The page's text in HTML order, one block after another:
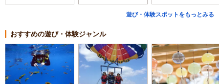
遊び・体験スポットをもっとみる
おすすめの遊び・体験ジャンル